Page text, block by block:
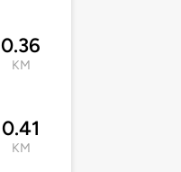
0.36
KM
0.41
KM